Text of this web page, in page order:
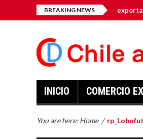
BREAKING NEWS
de diversificar las exportaciones
INICIO COMERCIO
You are here: Home /